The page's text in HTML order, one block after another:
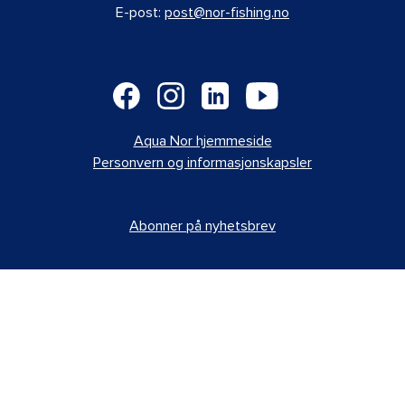
E-post: post@nor-fishing.no
Aqua Nor hjemmeside
Personvern og informasjonskapsler
Abonner på nyhetsbrev